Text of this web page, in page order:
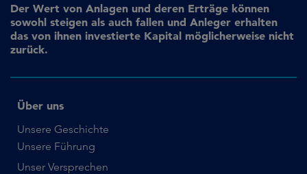
Der Wert von Anlagen und deren Erträge können
sowohl steigen als auch fallen und Anleger erhalten
das von ihnen investierte Kapital möglicherweise nicht
zurück.
Über uns
Unsere Geschichte
Unsere Führung
Unser Versprechen